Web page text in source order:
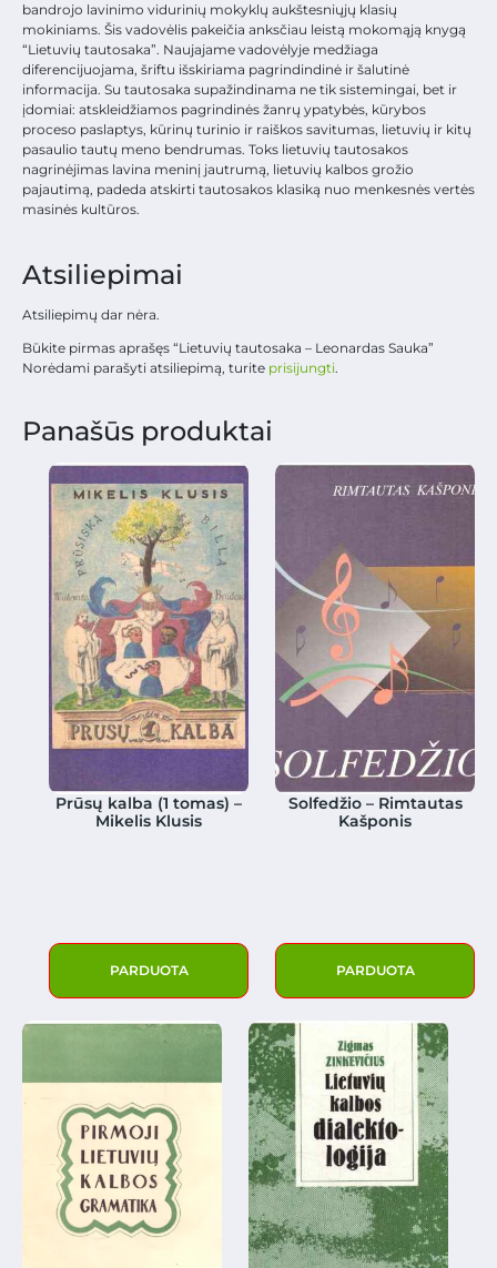
bandrojo lavinimo vidurinių mokyklų aukštesniųjų klasių
mokiniams. Šis vadovėlis pakeičia anksčiau leistą mokomąją knygą
“Lietuvių tautosaka”. Naujajame vadovėlyje medžiaga
diferencijuojama, šriftu išskiriama pagrindindinė ir šalutinė
informacija. Su tautosaka supažindinama ne tik sistemingai, bet ir
įdomiai: atskleidžiamos pagrindinės žanrų ypatybės, kūrybos
proceso paslaptys, kūrinų turinio ir raiškos savitumas, lietuvių ir kitų
pasaulio tautų meno bendrumas. Toks lietuvių tautosakos
nagrinėjimas lavina meninį jautrumą, lietuvių kalbos grožio
pajautimą, padeda atskirti tautosakos klasiką nuo menkesnės vertės
masinės kultūros.
Atsiliepimai
Atsiliepimų dar nėra.
Būkite pirmas aprašęs “Lietuvių tautosaka – Leonardas Sauka”
Norėdami parašyti atsiliepimą, turite prisijungti.
Panašūs produktai
Prūsų kalba (1 tomas) –
Mikelis Klusis
PARDUOTA
Solfedžio – Rimtautas
Kašponis
PARDUOTA